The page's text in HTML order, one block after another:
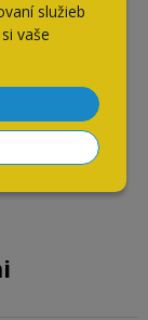
služieb
vaše